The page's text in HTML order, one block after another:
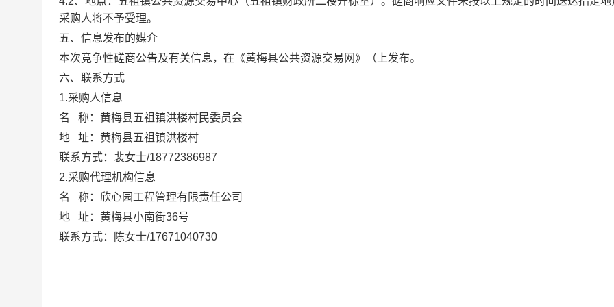
采购人将不予受理。
五、信息发布的媒介
本次竞争性磋商公告及有关信息，在《黄梅县公共资源交易网》（ 上发布。
六、联系方式
1.采购人信息
名
称：黄梅县五祖镇洪楼村民委员会
地
址：黄梅县五祖镇洪楼村
联系方式：裴女士/18772386987
2.采购代理机构信息
名
称： 欣心园工程管理有限责任公司
地
址：黄梅县小南街36号
联系方式：陈女士/17671040730